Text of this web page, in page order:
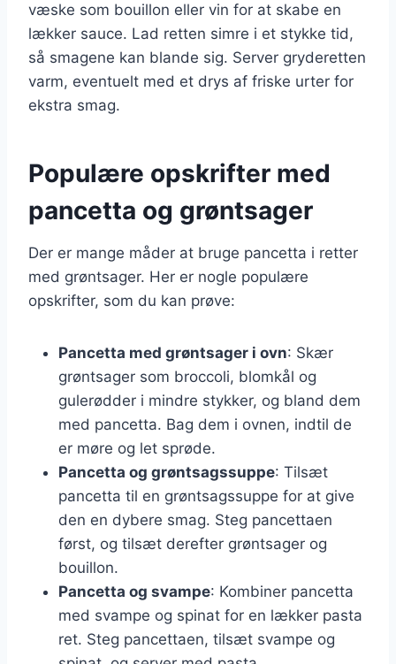
væske som bouillon eller vin for at skabe en
lækker sauce. Lad retten simre i et stykke tid,
så smagene kan blande sig. Server gryderetten
varm, eventuelt med et drys af friske urter for
ekstra smag.
Populære opskrifter med
pancetta og grøntsager
Der er mange måder at bruge pancetta i retter
med grøntsager. Her er nogle populære
opskrifter, som du kan prøve:
Pancetta med grøntsager i ovn: Skær
grøntsager som broccoli, blomkål og
gulerødder i mindre stykker, og bland dem
med pancetta. Bag dem i ovnen, indtil de
er møre og let sprøde.
Pancetta og grøntsagssuppe: Tilsæt
pancetta til en grøntsagssuppe for at give
den en dybere smag. Steg pancettaen
først, og tilsæt derefter grøntsager og
bouillon.
Pancetta og svampe: Kombiner pancetta
med svampe og spinat for en lækker pasta
ret. Steg pancettaen, tilsæt svampe og